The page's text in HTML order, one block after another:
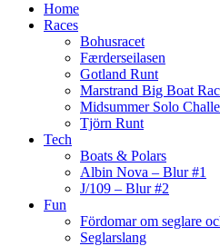
Home
Races
Bohusracet
Færderseilasen
Gotland Runt
Marstrand Big Boat
Midsummer Solo
Tjörn Runt
Tech
Boats & Polars
Albin Nova – Blur #1
J/109 – Blur #2
Fun
Fördomar om seglare
Seglarslang